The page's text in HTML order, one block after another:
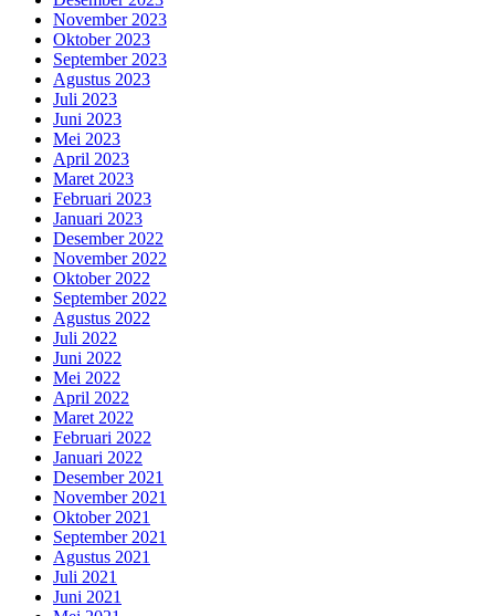
November 2023
Oktober 2023
September 2023
Agustus 2023
Juli 2023
Juni 2023
Mei 2023
April 2023
Maret 2023
Februari 2023
Januari 2023
Desember 2022
November 2022
Oktober 2022
September 2022
Agustus 2022
Juli 2022
Juni 2022
Mei 2022
April 2022
Maret 2022
Februari 2022
Januari 2022
Desember 2021
November 2021
Oktober 2021
September 2021
Agustus 2021
Juli 2021
Juni 2021